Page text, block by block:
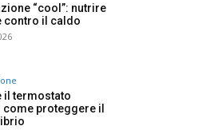
“cool”: nutrire
contro il caldo
il termostato
come proteggere il